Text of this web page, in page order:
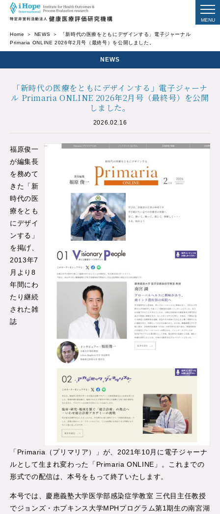
Home NEWS
「新時代の医療をともにデザインする」電子ジャーナル
Primaria ONLINE 2026年2月号（最終号）を公開しました。
NEWS
「新時代の医療をともにデザインする」電子ジャーナ
ル Primaria ONLINE 2026年2月号（最終号）を公開
しました。
2026.02.16
福原俊一
が編集長
を務めて
きた「新
時代の医
療をとも
にデザイ
ンする」
を掲げ、
2013年7
月より8
年間にわ
たり継続
された雑
誌
「Primaria（プリマリア）」が、2021年10月に電子ジャーナ
ルとして生まれ変わった「Primaria ONLINE」。これまでの
形式での配信は、本号をもって終了いたします。
本号では、慶應義塾大学医学部感染症学教室 三代目主任教授
でジョンズ・ホプキンス大学MPHプログラム第1期生の南宮湖